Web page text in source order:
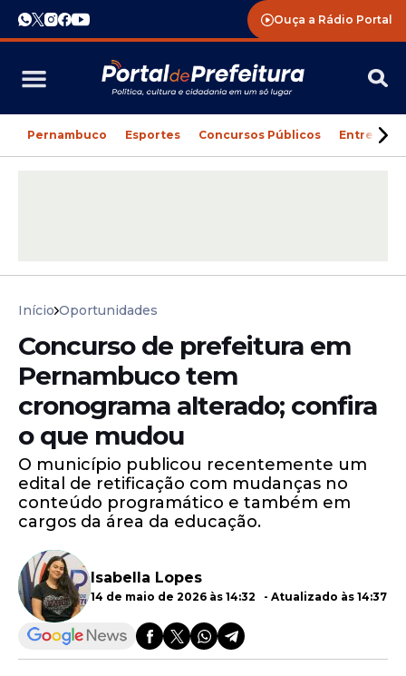
Ouça a Rádio Portal
Pernambuco Esportes Concursos Públicos
Início Oportunidades
Concurso de prefeitura em
Pernambuco tem
cronograma alterado; confira
o que mudou
O município publicou recentemente um
edital de retificação com mudanças no
conteúdo programático e também em
cargos da área da educação.
Isabella Lopes
14 de maio de 2026 às 14:32 - Atualizado às 14:37